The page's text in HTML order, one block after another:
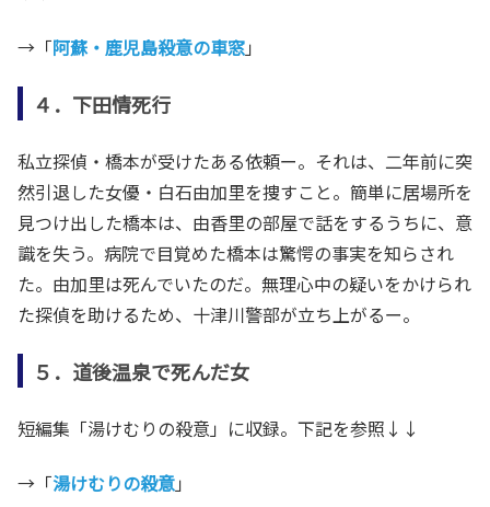
→「阿蘇・鹿児島殺意の車窓」
４．下田情死行
私立探偵・橋本が受けたある依頼ー。それは、二年前に突
然引退した女優・白石由加里を捜すこと。簡単に居場所を
見つけ出した橋本は、由香里の部屋で話をするうちに、意
識を失う。病院で目覚めた橋本は驚愕の事実を知らされ
た。由加里は死んでいたのだ。無理心中の疑いをかけられ
た探偵を助けるため、十津川警部が立ち上がるー。
５．道後温泉で死んだ女
短編集「湯けむりの殺意」に収録。下記を参照↓↓
→「湯けむりの殺意」